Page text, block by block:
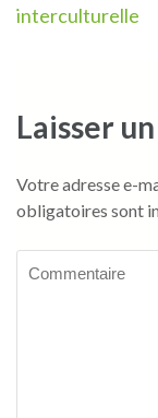
l’article
interculturelle
Laisser
Votre adresse e-
obligatoires sont